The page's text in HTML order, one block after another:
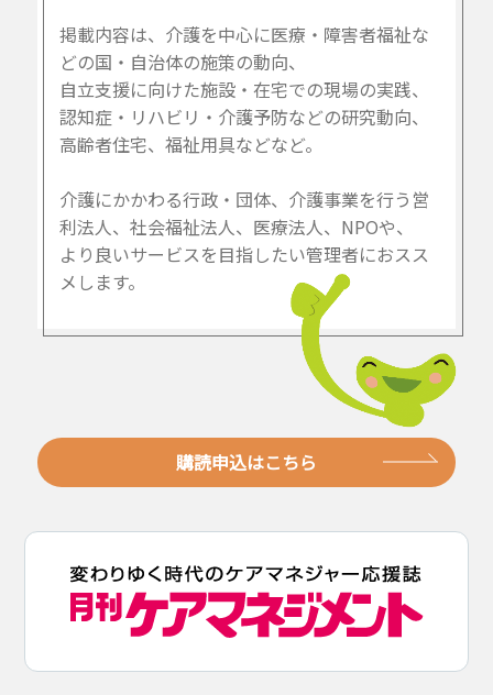
掲載内容は、介護を中心に医療・障害者福祉な
どの国・自治体の施策の動向、
自立支援に向けた施設・在宅での現場の実践、
認知症・リハビリ・介護予防などの研究動向、
高齢者住宅、福祉用具などなど。
介護にかかわる行政・団体、介護事業を行う営
利法人、社会福祉法人、医療法人、NPOや、
より良いサービスを目指したい管理者におスス
メします。
購読申込はこちら